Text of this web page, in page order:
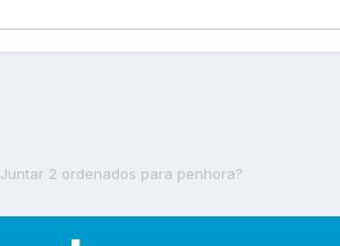
Juntar 2 ordenados para penhora?